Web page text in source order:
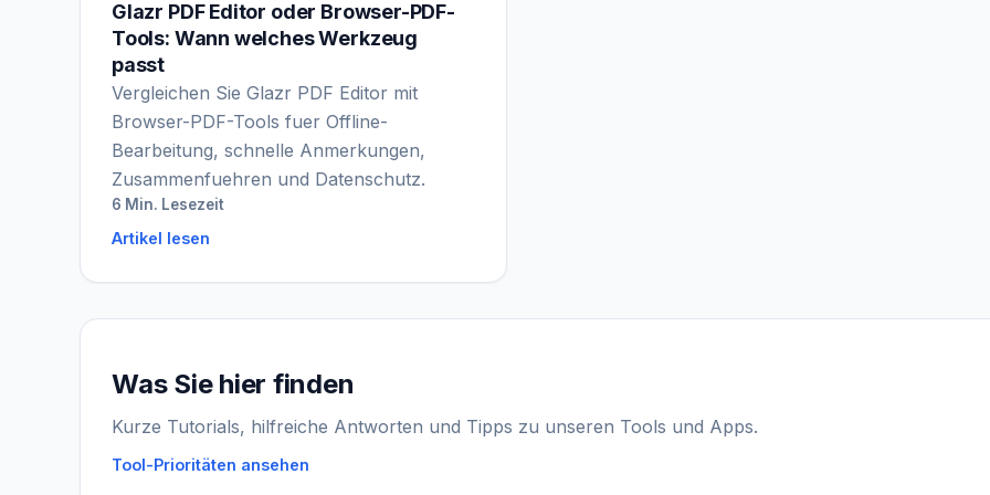
Glazr PDF Editor oder Browser-PDF-
Tools: Wann welches Werkzeug
passt
Vergleichen Sie Glazr PDF Editor mit
Browser-PDF-Tools fuer Offline-
Bearbeitung, schnelle Anmerkungen,
Zusammenfuehren und Datenschutz.
6 Min. Lesezeit
Artikel lesen
Was Sie hier finden
Kurze Tutorials, hilfreiche Antworten und Tipps zu unseren Tools und Apps.
Tool-Prioritäten ansehen